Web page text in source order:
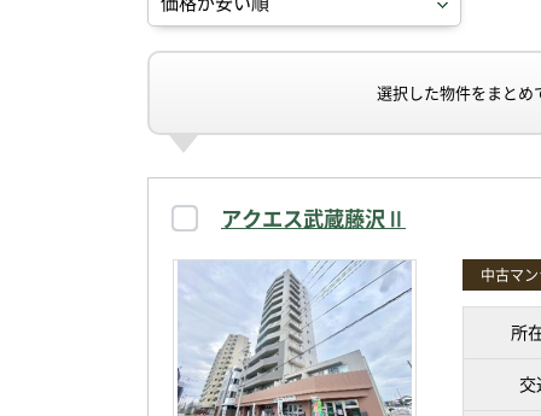
選択した物件をまとめ
アクエス武蔵藤沢Ⅱ
中古マ
所
交